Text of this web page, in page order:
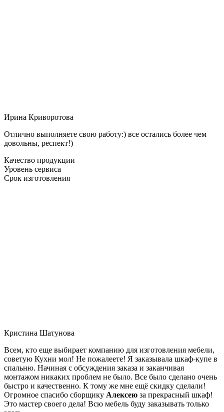
Ирина Криворотова
Отлично выполняете свою работу:) все остались более чем
довольны, респект!)
Качество продукции
Уровень сервиса
Срок изготовления
Кристина Шатунова
Всем, кто еще выбирает компанию для изготовления мебели,
советую Кухни мол! Не пожалеете! Я заказывала шкаф-купе в
спальню. Начиная с обсуждения заказа и заканчивая
монтажом никаких проблем не было. Все было сделано очень
быстро и качественно. К тому же мне ещё скидку сделали!
Огромное спасибо сборщику Алексею за прекрасный шкаф!
Это мастер своего дела! Всю мебель буду заказывать только